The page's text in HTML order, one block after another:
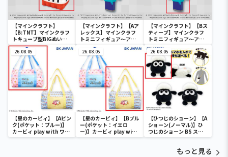
【マインクラフト】
【B:TNT】マインクラフ
トキューブ型BIGぬいぐ
るみ～クリーパー・TNT
～
【マインクラフト】【Aア
レックス】マインクラフ
トミニフィギュア～アレ
ックス・スティーブ・ク
リーパー～
【マインクラフト】【Bス
ティーブ】マインクラフ
トミニフィギュア～アレ
ックス・スティーブ・ク
リーパー～
26.08.05
【星のカービィ】【Aピン
ク(ポケット：ブルー)】
カービィ play with ワド
ルディ ボストンバッグ
26.08.05
【星のカービィ】【Bブル
ー(ポケット：イエロ
ー)】カービィ play with
ワドルディ ボストンバッ
26.08.05
【ひつじのショーン】【A
ショーン(ノーマル)】ひ
つじのショーン BS スマ
ホショーンルダー
もっと見る